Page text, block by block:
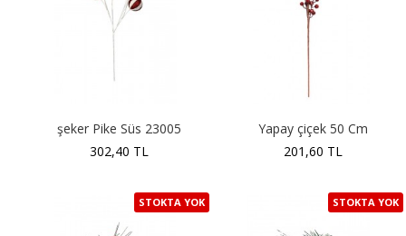
şeker Pike Süs 23005
302,40 TL
Yapay çiçek 50 Cm
201,60 TL
STOKTA YOK STOKTA YOK